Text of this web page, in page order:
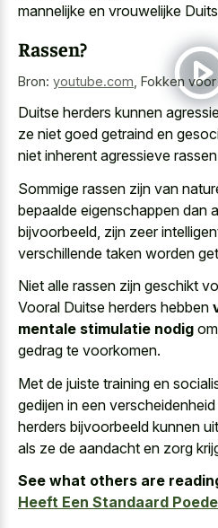
mannelijke en vrouwelijke
Rassen?
Bron: youtube.com Fokken
Duitse herders kunnen
ze niet goed getraind en
niet inherent agressieve
Sommige rassen zijn van
bepaalde eigenschappen dan
bijvoorbeeld, zijn zeer
verschillende taken worden
Niet alle rassen zijn geschikt
Vooral Duitse herders hebben
mentale stimulatie nodig
gedrag te voorkomen.
Met de juiste training en
gedijen in een
herders bijvoorbeeld kunnen
als ze de aandacht en zorg
See what others are
Heeft Een Standaard